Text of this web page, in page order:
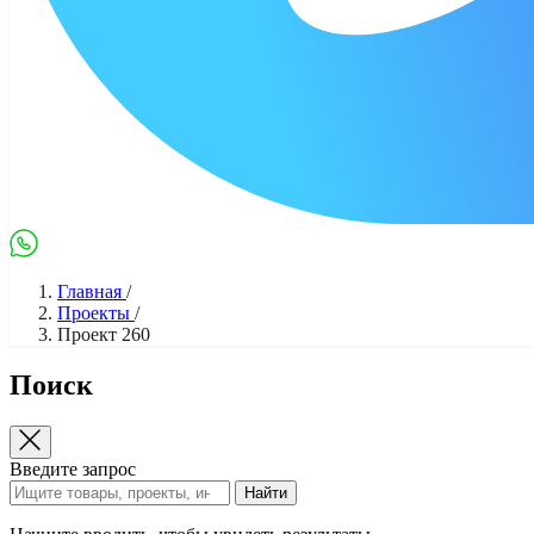
MaxWhatsApp
Главная /
Проекты /
Проект 260
Поиск
Введите запрос
Найти